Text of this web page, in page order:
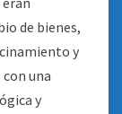
de bienes,
y
una
y